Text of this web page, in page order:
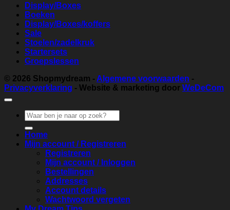
Display/Boxes
Boeken
Display/Boxes/koffers
Sale
Stoelen/zadelkruk
Startersets
Groepslessen
© 2026 Shopmydream - Algemene voorwaarden -
Privacyverklaring - Website & marketing door WeDeCom
Zoeken
naar:
Home
Mijn account / Registreren
Registreren
Mijn account / Inloggen
Bestellingen
Addresses
Account details
Wachtwoord vergeten